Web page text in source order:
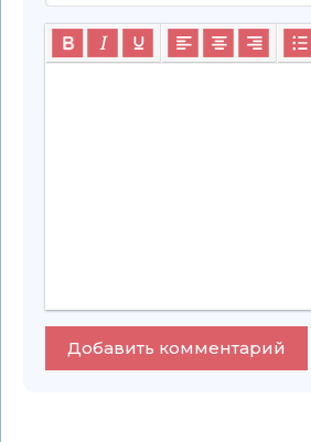
Добавить комментарий